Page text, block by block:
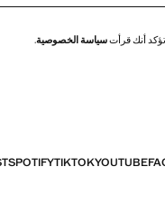
أنك قرأتسياسة الخصوصية.
YOUTUBE
TIKTOK
SPOTIFY